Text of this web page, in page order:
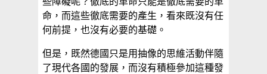
命，而這些徹底需要的產生，看來既沒有任
何前提，也沒有必要的基礎。
但是，既然德國只是用抽像的思維活動伴隨
了現代各國的發展，而沒有積極參加這種發